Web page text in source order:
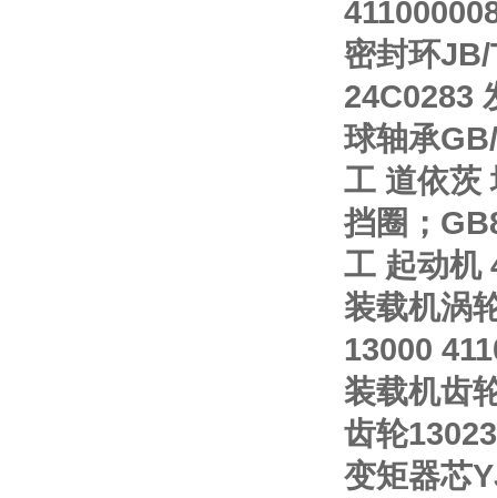
密封环
24C0283
球轴承
工 道依茨
挡圈；
工 起动机
装载机涡
13000
装载机齿
齿轮
变矩器芯